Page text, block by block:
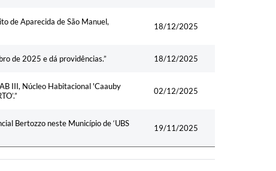
de Aparecida de São Manuel,
18/12/2025
de 2025 e dá providências.” 18/12/2025
III, Núcleo Habitacional 'Caauby
02/12/2025
Bertozzo neste Município de ‘UBS
19/11/2025